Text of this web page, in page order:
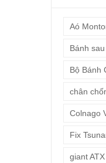
Aó
Bánh
Bộ Bánh
chân
Colnago
Fix
giant ATX